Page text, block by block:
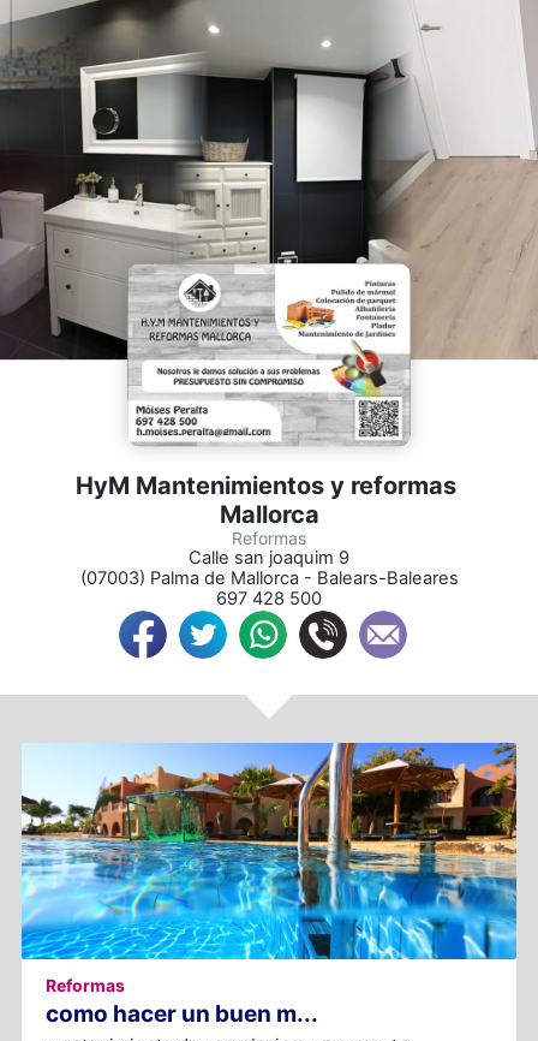
HyM Mantenimientos y reformas
Mallorca
Reformas
Calle san joaquim 9
(07003) Palma de Mallorca - Balears-Baleares
697 428 500
Reformas
como hacer un buen m...